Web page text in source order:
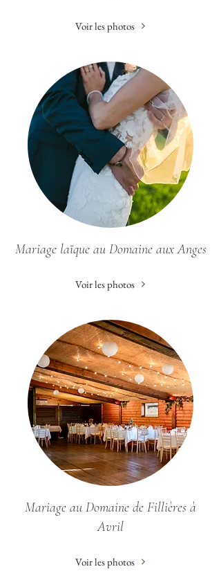
Voir les photos
Mariage laïque au Domaine aux Anges
Voir les photos
Mariage au Domaine de Fillières à
Avril
Voir les photos